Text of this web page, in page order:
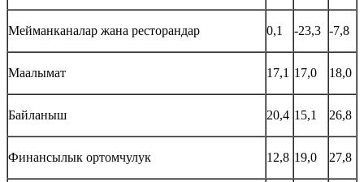
Мейманканалар жана ресторандар 0,1 -23,3 -7,8
Маалымат 17,1 17,0 18,0
Байланыш 20,4 15,1 26,8
Финансылык ортомчулук 12,8 19,0 27,8